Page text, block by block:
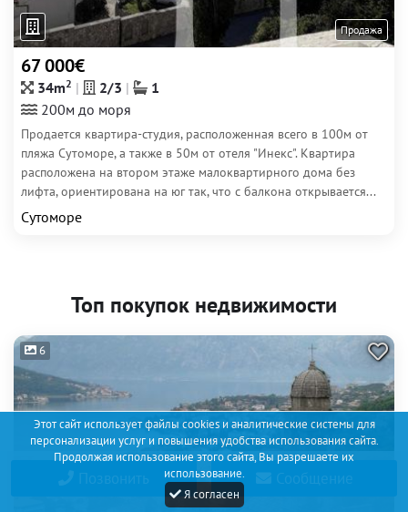
Этот сайт использует файлы cookies и аналитические системы для
персонализации услуг и повышения удобства использования сайта.
Продолжая использование этого сайта, Вы разрешаете их
использование.
Я согласен
Продажа
67 000€
34m2 2/3
1
200м до моря
Продается квартира-студия, расположенная всего в 100м от
пляжа Сутоморе, а также в 50м от отеля "Инекс". Квартира
расположена на втором этаже малоквартирного дома без
лифта, ориентирована на юг так, что с балкона открывается...
Сутоморе
Топ покупок недвижимости
6
Позвонить Сообщение